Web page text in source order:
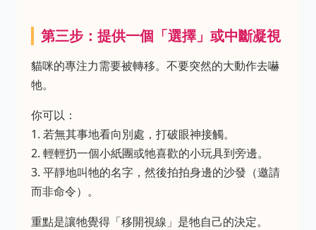
第三步：提供一個「選擇」或中斷凝視
貓咪的專注力需要被轉移。不要突然的大動作去嚇
牠。
你可以：
1. 若無其事地看向別處，打破眼神接觸。
2. 輕輕扔一個小紙團或牠喜歡的小玩具到旁邊。
3. 平靜地叫牠的名字，然後拍拍身邊的沙發（邀請
而非命令）。
重點是讓牠覺得「移開視線」是牠自己的決定。